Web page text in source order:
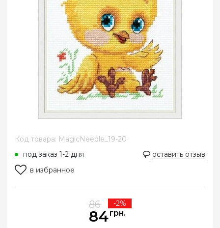
Код товара: MagicNeedle_19-20
под заказ 1-2 дня
оставить отзыв
в избранное
86 -2%
84грн.